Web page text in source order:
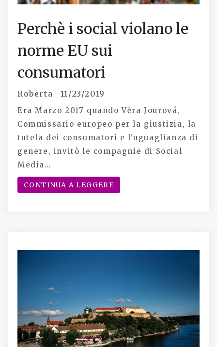
Perchè i social violano le
norme EU sui
consumatori
Roberta 11/23/2019
Era Marzo 2017 quando Věra Jourová,
Commissario europeo per la giustizia, la
tutela dei consumatori e l'uguaglianza di
genere, invitò le compagnie di Social
Media…
CONTINUA A LEGGERE